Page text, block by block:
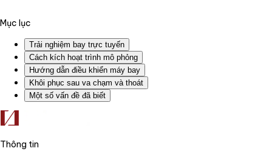
Mục lục
Trải nghiệm bay trực tuyến
Cách kích hoạt trình mô phỏng
Hướng dẫn điều khiển máy bay
Khôi phục sau va chạm và thoát
Một số vấn đề đã biết
Thông tin